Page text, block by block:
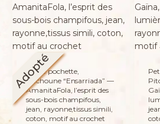
Adopté
Petite pochette,
Pitchoune “Ensarriada” —
AmanitaFola, l’esprit des
sous-bois champifous,
jean, rayonne,tissus simili,
coton, motif au crochet